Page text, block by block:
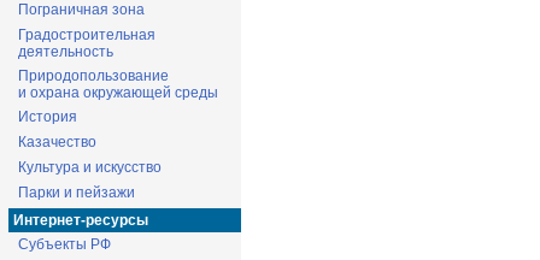
Пограничная зона
Градостроительная
деятельность
Природопользование
и охрана окружающей среды
История
Казачество
Культура и искусство
Парки и пейзажи
Интернет-ресурсы
Субъекты РФ